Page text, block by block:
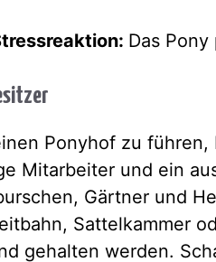
Das Pony
Ponyhof zu
Mitarbeiter und ein
Gärtner und
Sattelkammer
gehalten werden.